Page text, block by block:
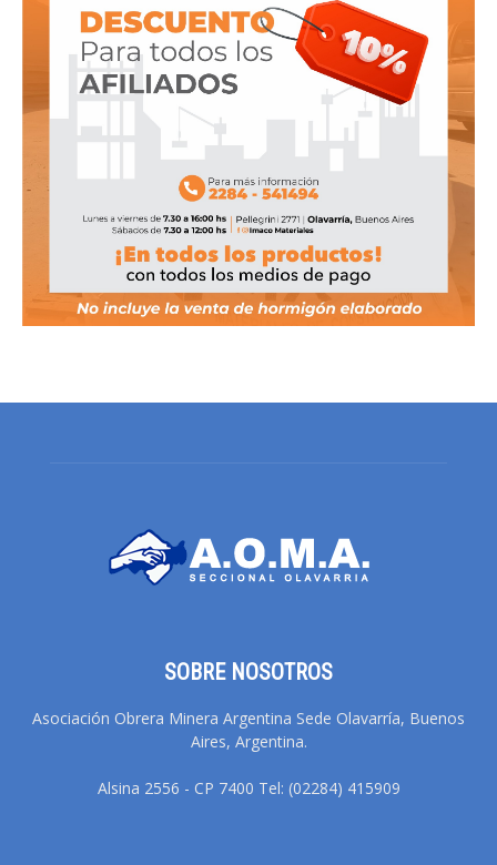
SOBRE NOSOTROS
Asociación Obrera Minera Argentina Sede Olavarría, Buenos
Aires, Argentina.
Alsina 2556 - CP 7400 Tel: (02284) 415909